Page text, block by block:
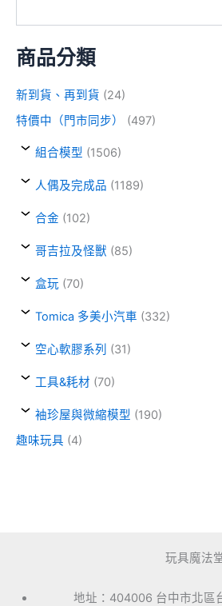
商品分類
新到貨、再到貨 (24)
特價中（門市同步）
(497)
組合模型 (1506)
人偶及完成品 (1189)
合金 (102)
哥吉拉及怪獸 (85)
盒玩 (70)
Tomica 多美小汽車 (332)
空心軟膠系列 (31)
工具&耗材 (70)
袖珍屋與微縮模型 (190)
趣味玩具 (4)
玩具魔法
地址：404006 台中市北區